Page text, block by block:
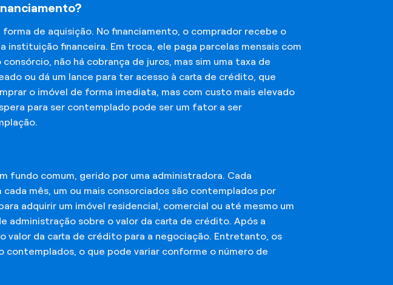
de aquisição. No financiamento, o comprador recebe o
financeira. Em troca, ele paga parcelas mensais com
não há cobrança de juros, mas sim uma taxa de
ou dá um lance para ter acesso à carta de crédito, que
o imóvel de forma imediata, mas com custo mais elevado
para ser contemplado pode ser um fator a ser
fundo comum, gerido por uma administradora. Cada
mês, um ou mais consorciados são contemplados por
adquirir um imóvel residencial, comercial ou até mesmo um
administração sobre o valor da carta de crédito. Após a
valor da carta de crédito para a negociação. Entretanto, os
o que pode variar conforme o número de